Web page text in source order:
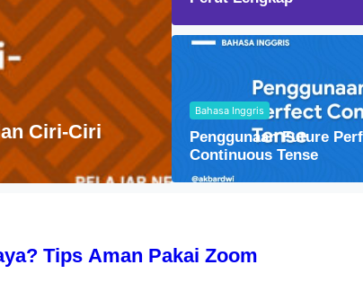
Fisika
Lensa
Bahasa Inggris
Penggunaan Future
Continuous Tense
Tips Aman Pakai Zoom